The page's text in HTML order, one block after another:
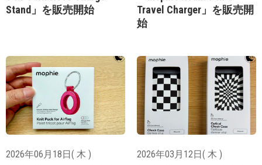
Stand」を販売開始
Travel Charger」を販売開
始
2026年06月18日( 木 ) 2026年03月12日( 木 )